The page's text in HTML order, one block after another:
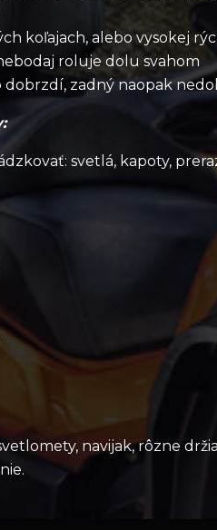
koľajach, alebo vysokej
roluje dolu svahom
dobrzdí, zadný naopak
svetlá, kapoty,
navijak, rôzne